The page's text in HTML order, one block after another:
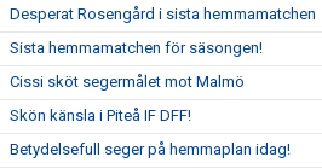
Desperat Rosengård i sista hemmamatchen
Sista hemmamatchen för säsongen!
Cissi sköt segermålet mot Malmö
Skön känsla i Piteå IF DFF!
Betydelsefull seger på hemmaplan idag!